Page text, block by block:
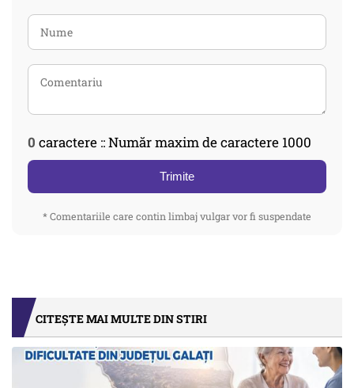
0 caractere :: Număr maxim de caractere 1000
Trimite
* Comentariile care contin limbaj vulgar vor fi suspendate
CITEȘTE MAI MULTE DIN STIRI